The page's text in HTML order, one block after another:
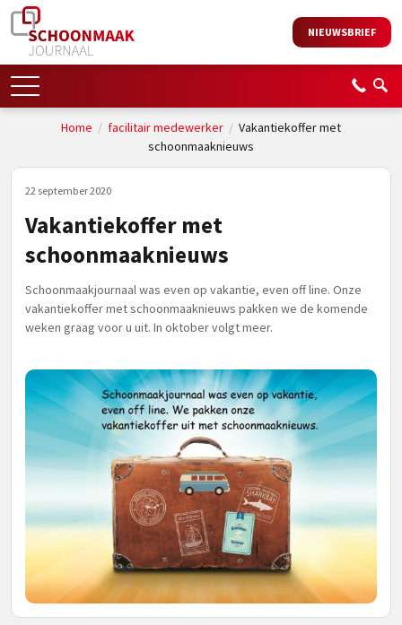
NIEUWSBRIEF
Home / facilitair medewerker / Vakantiekoffer met
schoonmaaknieuws
22 september 2020
Vakantiekoffer met
schoonmaaknieuws
Schoonmaakjournaal was even op vakantie, even off line. Onze
vakantiekoffer met schoonmaaknieuws pakken we de komende
weken graag voor u uit. In oktober volgt meer.